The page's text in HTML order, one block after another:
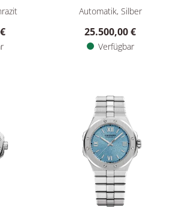
33, Ref: 298617-6001, Preis:
Chopard Alpine Eagle 33,
Automatik, Silber
25.500,00 €
Verfügbar